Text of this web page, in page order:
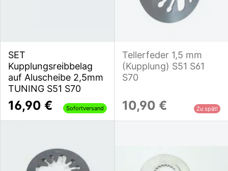
SET
Kupplungsreibbelag
auf Aluscheibe 2,5mm
TUNING S51 S70
16,90 € Sofortversand
Tellerfeder 1,5 mm
(Kupplung) S51 S61
S70
10,90 € Zu spät!